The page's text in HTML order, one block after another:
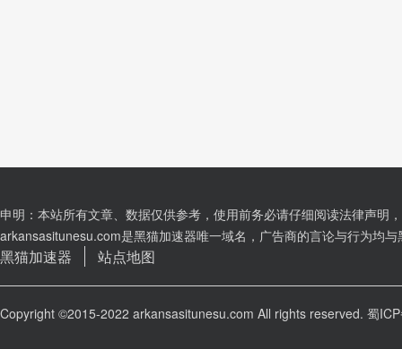
申明：本站所有文章、数据仅供参考，使用前务必请仔细阅读法律声明
arkansasitunesu.com是黑猫加速器唯一域名，广告商的言论与行为均
黑猫加速器 站点地图
Copyright ©2015-2022 arkansasitunesu.com All rights reserved. 蜀